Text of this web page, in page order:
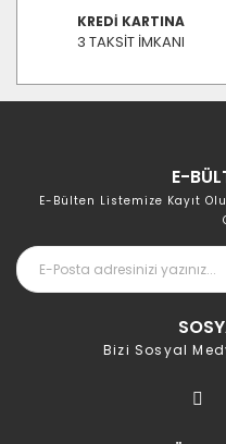
KREDİ KARTINA
3 TAKSİT İMKANI
E-
E-Bülten Listemize Kayıt
Bizi Sosyal